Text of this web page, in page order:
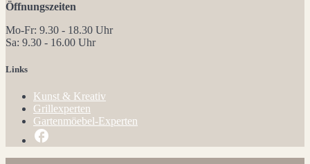
Öffnungszeiten
Mo-Fr: 9.30 - 18.30 Uhr
Sa: 9.30 - 16.00 Uhr
Links
Kunst & Kreativ
Grillexperten
Gartenmöebel-Experten
facebook